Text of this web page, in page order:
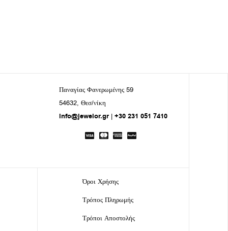
Παναγίας Φανερωμένης 59
54632, Θεσ/νίκη
info@jewelor.gr| +30 231 051 7410
Όροι Χρήσης
Τρόπος Πληρωμής
Τρόποι Αποστολής